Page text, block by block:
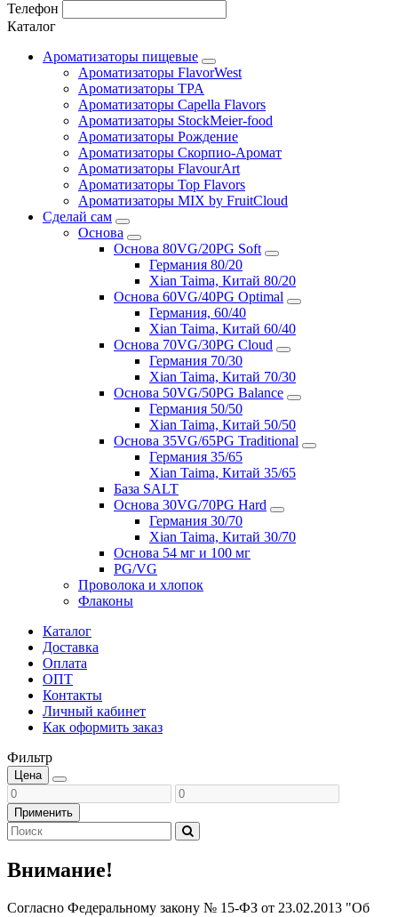
Телефон
Каталог
Ароматизаторы пищевые
Ароматизаторы FlavorWest
Ароматизаторы TPA
Ароматизаторы Capella Flavors
Ароматизаторы StockMeier-food
Ароматизаторы Рождение
Ароматизаторы Скорпио-Аромат
Ароматизаторы FlavourArt
Ароматизаторы Top Flavors
Ароматизаторы MIX by FruitCloud
Сделай сам
Основа
Основа 80VG/20PG Soft
Германия 80/20
Xian Taima, Китай 80/20
Основа 60VG/40PG Optimal
Германия, 60/40
Xian Taima, Китай 60/40
Основа 70VG/30PG Cloud
Германия 70/30
Xian Taima, Китай 70/30
Основа 50VG/50PG Balance
Германия 50/50
Xian Taima, Китай 50/50
Основа 35VG/65PG Traditional
Германия 35/65
Xian Taima, Китай 35/65
База SALT
Основа 30VG/70PG Hard
Германия 30/70
Xian Taima, Китай 30/70
Основа 54 мг и 100 мг
PG/VG
Проволока и хлопок
Флаконы
Каталог
Доставка
Оплата
ОПТ
Контакты
Личный кабинет
Как оформить заказ
Фильтр
Цена
Применить
Внимание!
Согласно Федеральному закону № 15-ФЗ от 23.02.2013 "Об